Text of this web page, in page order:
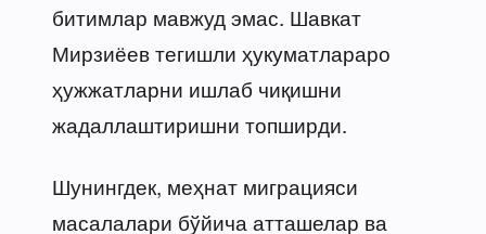
битимлар мавжуд эмас. Шавкат
Мирзиёев тегишли ҳукуматлараро
ҳужжатларни ишлаб чиқишни
жадаллаштиришни топширди.
Шунингдек, меҳнат миграцияси
масалалари бўйича атташелар ва